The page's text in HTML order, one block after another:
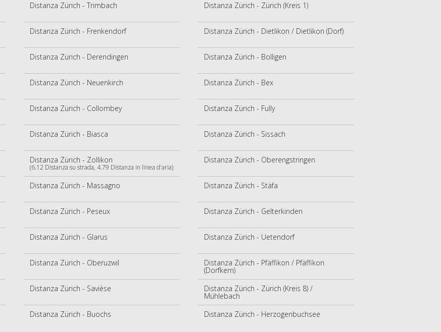
Distanza Zürich - Trimbach Distanza Zürich - Zürich (Kreis 1)
Distanza Zürich - Frenkendorf Distanza Zürich - Dietlikon / Dietlikon (Dorf)
Distanza Zürich - Derendingen Distanza Zürich - Bolligen
Distanza Zürich - Neuenkirch Distanza Zürich - Bex
Distanza Zürich - Collombey Distanza Zürich - Fully
Distanza Zürich - Biasca Distanza Zürich - Sissach
Distanza Zürich - Zollikon
(6.12 Distanza su strada, 4.79 Distanza in linea d'aria)
Distanza Zürich - Oberengstringen
Distanza Zürich - Massagno Distanza Zürich - Stäfa
Distanza Zürich - Peseux Distanza Zürich - Gelterkinden
Distanza Zürich - Glarus Distanza Zürich - Uetendorf
Distanza Zürich - Oberuzwil Distanza Zürich - Pfäffikon / Pfäffikon
(Dorfkern)
Distanza Zürich - Savièse Distanza Zürich - Zürich (Kreis 8) /
Mühlebach
Distanza Zürich - Buochs Distanza Zürich - Herzogenbuchsee